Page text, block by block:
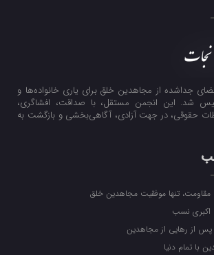
جداشده از مجاهدین خلق برای یاری خانواده‌ها و
شد. این انجمن مستقل، با صداقت، افشاگری،
حقوقی، در جهت آزادی، آگاهی‌بخشی و بازگشت به
تنها موفقیت مجاهدین خلق
اکبری نسب
پس از رهایی از مجاهدین
با تمام دنیا